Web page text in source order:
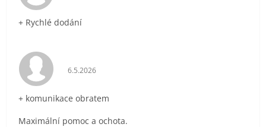
+ Rychlé dodání
Hodnocení obchodu je 5 z 5 hvězdiček.
6.5.2026
+ komunikace obratem
Maximální pomoc a ochota.